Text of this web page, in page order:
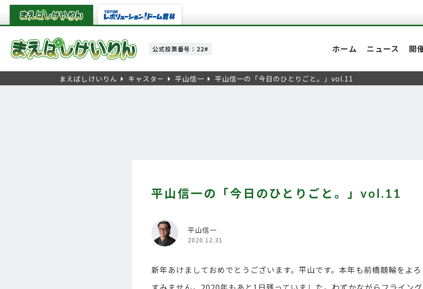
公式投票番号：22# ホーム ニュース 開
まえばしけいりん キャスター 平山信一 平山信一の「今日のひとりごと。」vol.11
平山信一の「今日のひとりごと。」vol.11
平山信一
2020.12.31
新年あけましておめでとうございます。平山です。本年も前橋競輪をよろ